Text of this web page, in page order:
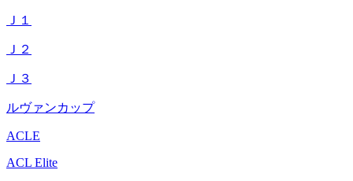
Ｊ１
Ｊ２
Ｊ３
ルヴァンカップ
ACLE
ACL Elite